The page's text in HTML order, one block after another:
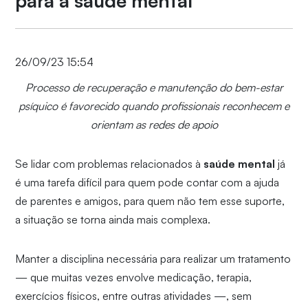
26/09/23 15:54
Processo de recuperação e manutenção do bem-estar
psíquico é favorecido quando profissionais reconhecem e
orientam as redes de apoio
Se lidar com problemas relacionados à saúde mentaljá
é uma tarefa difícil para quem pode contar com a ajuda
de parentes e amigos, para quem não tem esse suporte,
a situação se torna ainda mais complexa.
Manter a disciplina necessária para realizar um tratamento
— que muitas vezes envolve medicação, terapia,
exercícios físicos, entre outras atividades —, sem